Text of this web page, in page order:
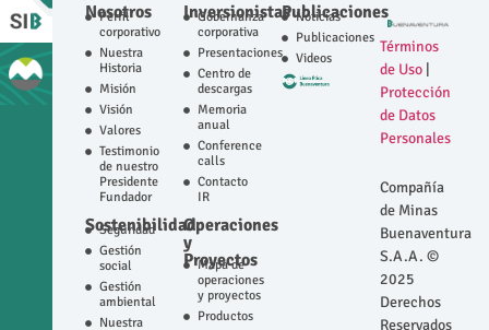
Nosotros
Perfil
corporativo
Nuestra
Historia
Misión
Visión
Valores
Testimonio
de nuestro
Presidente
Fundador
Sostenibilidad
Seguridad
Gestión
social
Gestión
ambiental
Nuestra
Inversionistas
Gobernanza
corporativa
Presentaciones
Centro de
descargas
Memoria
anual
Conference
calls
Contacto
IR
Operaciones
y
Proyectos
Mapa de
operaciones
y proyectos
Productos
Publicaciones
Noticias
Publicaciones
Videos
Términos
de Uso
Protección
de Datos
Personales
Compañía
de Minas
Buenaventura
S.A.A. ©
2025
Derechos
Reservados